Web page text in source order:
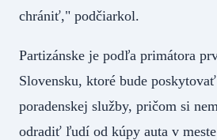
chrániť," podčiarkol.
Partizánske je podľa primátora
Slovensku, ktoré bude
poradenskej služby, pričom si
odradiť ľudí od kúpy auta v